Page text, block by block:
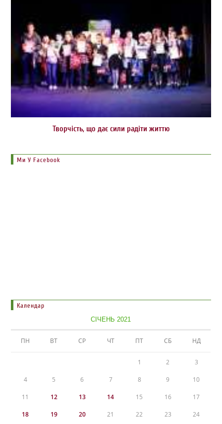
Творчість, що дає сили радіти життю
Ми У Facebook
Календар
СІЧЕНЬ 2021
ПН ВТ СР ЧТ ПТ СБ НД
1 2 3
4 5 6 7 8 9 10
11 12 13 14 15 16 17
18 19 20 21 22 23 24